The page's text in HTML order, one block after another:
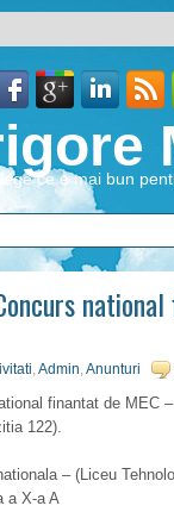
ce e mai bun
,Admin,Anunturi
finantat de MEC
122).
– (Liceu
a X-a A